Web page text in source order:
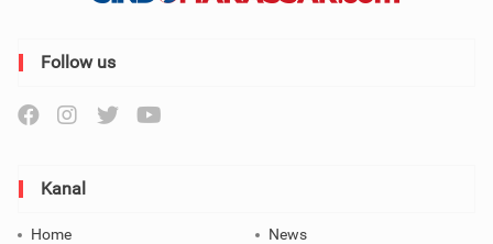
Follow us
Kanal
Home
News